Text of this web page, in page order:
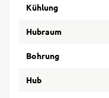
Kühlung
Hubraum
Bohrung
Hub